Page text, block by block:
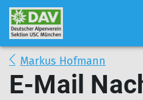
Markus Hofmann
E-Mail